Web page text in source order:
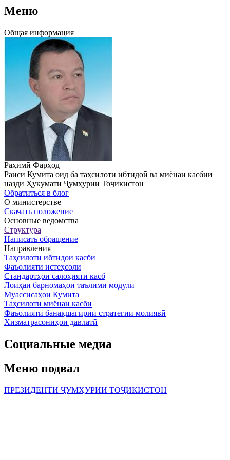
Меню
Общая информация
Раҳимӣ Фарҳод
Раиси Кумита оид ба таҳсилоти ибтидоӣ ва миёнаи касбии
назди Ҳукумати Ҷумҳурии Тоҷикистон
Обратиться в блог
О министерстве
Скачать положение
Основные ведомства
Структура
Написать обращение
Направления
Таҳсилоти ибтидои касбӣ
Фаъолияти истеҳсолӣ
Стандартҳои салоҳияти касб
Лоиҳаи барномаҳои таълими модули
Муассисаҳои Кумита
Таҳсилоти миёнаи касбӣ
Фаъолияти банақшагирии стратегии молиявӣ
Хизматрасониҳои давлатӣ
Социальные медиа
Меню подвал
ПРЕЗИДЕНТИ ҶУМҲУРИИ ТОҶИКИСТОН